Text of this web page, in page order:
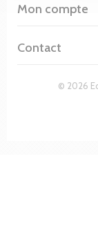
© 2026
Mon compte
Contact